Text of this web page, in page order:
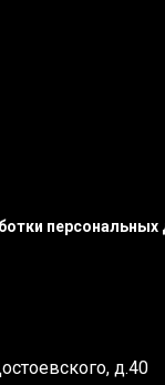
персональных
д.40